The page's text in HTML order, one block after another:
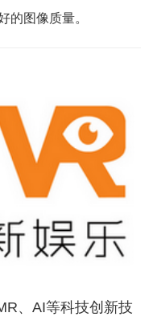
的图像质量。
、AI等科技创新技